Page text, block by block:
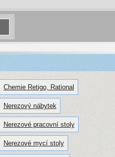
Chemie Retigo, Rational
Nerezový nábytek
Nerezové pracovní stoly
Nerezové mycí stoly